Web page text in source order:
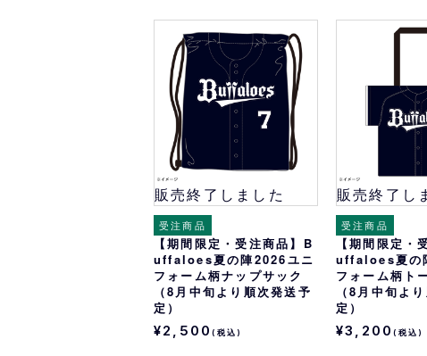
販売終了しました
受注商品
【期間限定・受注商品】B
uffaloes夏の陣2026ユニ
フォーム柄ナップサック
（8月中旬より順次発送予
定）
¥2,500(税込)
販売終了し
受注商品
【期間限定・
uffaloes夏の
フォーム柄ト
（8月中旬よ
定）
¥3,200(税込)